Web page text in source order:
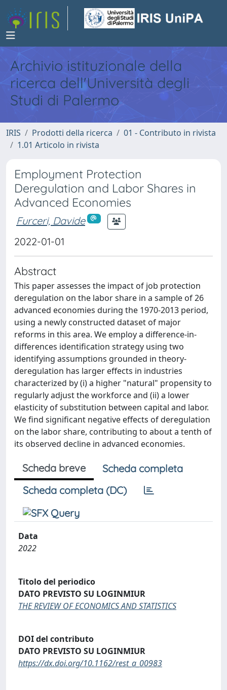
Archivio istituzionale della
ricerca dell'Università degli
Studi di Palermo
IRIS Prodotti della ricerca
01 - Contributo in rivista
1.01 Articolo in rivista
Employment Protection
Deregulation and Labor Shares in
Advanced Economies
Furceri, Davide
2022-01-01
Abstract
This paper assesses the impact of job protection
deregulation on the labor share in a sample of 26
advanced economies during the 1970-2013 period,
using a newly constructed dataset of major
reforms in this area. We employ a difference-in-
differences identification strategy using two
identifying assumptions grounded in theory-
deregulation has larger effects in industries
characterized by (i) a higher "natural" propensity to
regularly adjust the workforce and (ii) a lower
elasticity of substitution between capital and labor.
We find significant negative effects of deregulation
on the labor share, contributing to about a tenth of
its observed decline in advanced economies.
Scheda breve
Scheda completa
Scheda completa (DC)
Data
2022
Titolo del periodico
DATO PREVISTO SU LOGINMIUR
THE REVIEW OF ECONOMICS AND STATISTICS
DOI del contributo
DATO PREVISTO SU LOGINMIUR
https://dx.doi.org/10.1162/rest_a_00983